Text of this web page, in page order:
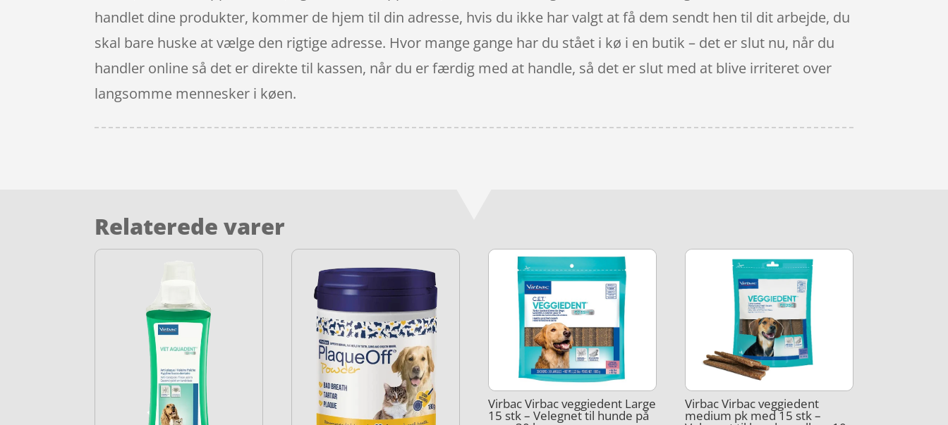
handlet dine produkter, kommer de hjem til din adresse, hvis du ikke har valgt at få dem sendt hen til dit arbejde, du
skal bare huske at vælge den rigtige adresse. Hvor mange gange har du stået i kø i en butik – det er slut nu, når du
handler online så det er direkte til kassen, når du er færdig med at handle, så det er slut med at blive irriteret over
langsomme mennesker i køen.
Relaterede varer
Virbac Virbac veggiedent Large
15 stk – Velegnet til hunde på
Virbac Virbac veggiedent
medium pk med 15 stk –